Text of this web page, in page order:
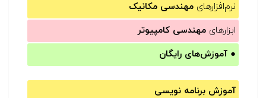
نرم‌افزارهای مهندسی مکانیک
ابزارهای مهندسی کامپیوتر
● آموزش‌های رایگان
آموزش برنامه نویسی